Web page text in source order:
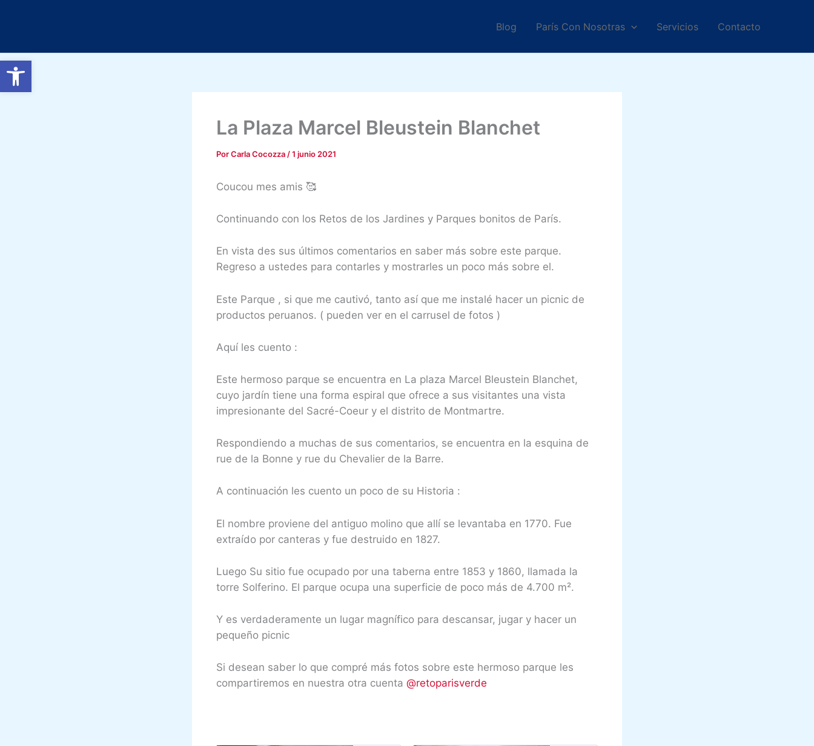
Abrir barra de herramientas
Blog París Con Nosotras Servicios Contacto
La Plaza Marcel Bleustein Blanchet
PorCarla Cocozza /1 junio 2021
Coucou mes amis 🥰
Continuando con los Retos de los Jardines y Parques bonitos de París.
En vista des sus últimos comentarios en saber más sobre este parque.
Regreso a ustedes para contarles y mostrarles un poco más sobre el.
Este Parque , si que me cautivó, tanto así que me instalé hacer un picnic de
productos peruanos. ( pueden ver en el carrusel de fotos )
Aquí les cuento :
Este hermoso parque se encuentra en La plaza Marcel Bleustein Blanchet,
cuyo jardín tiene una forma espiral que ofrece a sus visitantes una vista
impresionante del Sacré-Coeur y el distrito de Montmartre.
Respondiendo a muchas de sus comentarios, se encuentra en la esquina de
rue de la Bonne y rue du Chevalier de la Barre.
A continuación les cuento un poco de su Historia :
El nombre proviene del antiguo molino que allí se levantaba en 1770. Fue
extraído por canteras y fue destruido en 1827.
Luego Su sitio fue ocupado por una taberna entre 1853 y 1860, llamada la
torre Solferino. El parque ocupa una superficie de poco más de 4.700 m².
Y es verdaderamente un lugar magnífico para descansar, jugar y hacer un
pequeño picnic
Si desean saber lo que compré más fotos sobre este hermoso parque les
compartiremos en nuestra otra cuenta @retoparisverde